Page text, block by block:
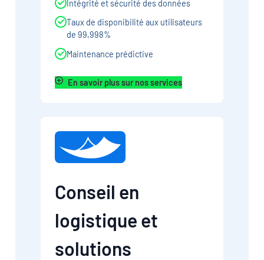
Intégrité et sécurité des données
Taux de disponibilité aux utilisateurs
de 99,998%
Maintenance prédictive
En savoir plus sur nos services
Conseil en
logistique et
solutions